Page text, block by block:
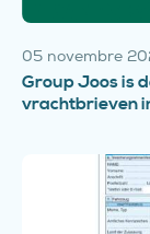
05 novembre
Group Joos is
vrachtbrieven